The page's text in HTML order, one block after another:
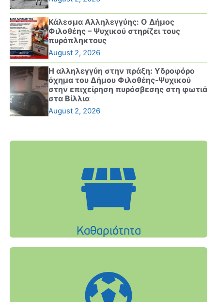
Κάλεσμα Αλληλεγγύης: Ο Δήμος
Φιλοθέης – Ψυχικού στηρίζει τους
πυρόπληκτους
August 2, 2026
Η αλληλεγγύη στην πράξη: Υδροφόρο
όχημα του Δήμου Φιλοθέης-Ψυχικού
στην επιχείρηση πυρόσβεσης στη φωτιά
στα Βίλλια
August 2, 2026